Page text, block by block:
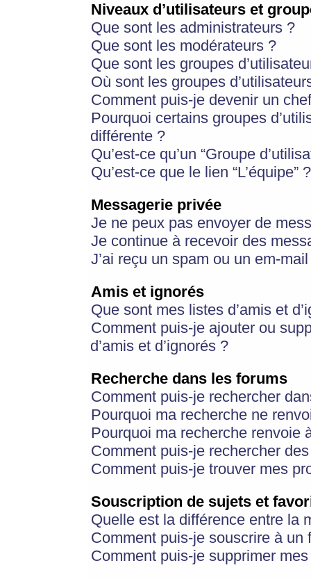
Niveaux d’utilisateurs et
Que sont les administrateurs ?
Que sont les modérateurs ?
Que sont les groupes
Où sont les groupes
Comment puis-je devenir un
Pourquoi certains groupes
différente ?
Qu’est-ce qu’un “Groupe
Qu’est-ce que le lien “L’équipe” ?
Messagerie privée
Je ne peux pas envoyer de
Je continue à recevoir des
J’ai reçu un spam ou un em-
Amis et ignorés
Que sont mes listes d’amis et
Comment puis-je ajouter ou
d’amis et d’ignorés ?
Recherche dans les forums
Comment puis-je rechercher
Pourquoi ma recherche ne
Pourquoi ma recherche renvoie
Comment puis-je rechercher
Comment puis-je trouver mes
Souscription de sujets et
Quelle est la différence entre la
Comment puis-je souscrire à
Comment puis-je supprimer